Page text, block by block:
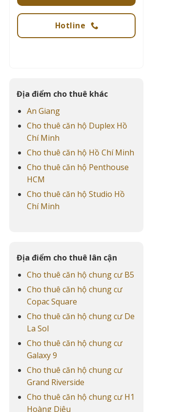
Hotline
Địa điểm cho thuê khác
An Giang
Cho thuê căn hộ Duplex Hồ
Chí Minh
Cho thuê căn hộ Hồ Chí Minh
Cho thuê căn hộ Penthouse
HCM
Cho thuê căn hộ Studio Hồ
Chí Minh
Địa điểm cho thuê lân cận
Cho thuê căn hộ chung cư B5
Cho thuê căn hộ chung cư
Copac Square
Cho thuê căn hộ chung cư De
La Sol
Cho thuê căn hộ chung cư
Galaxy 9
Cho thuê căn hộ chung cư
Grand Riverside
Cho thuê căn hộ chung cư H1
Hoàng Diệu